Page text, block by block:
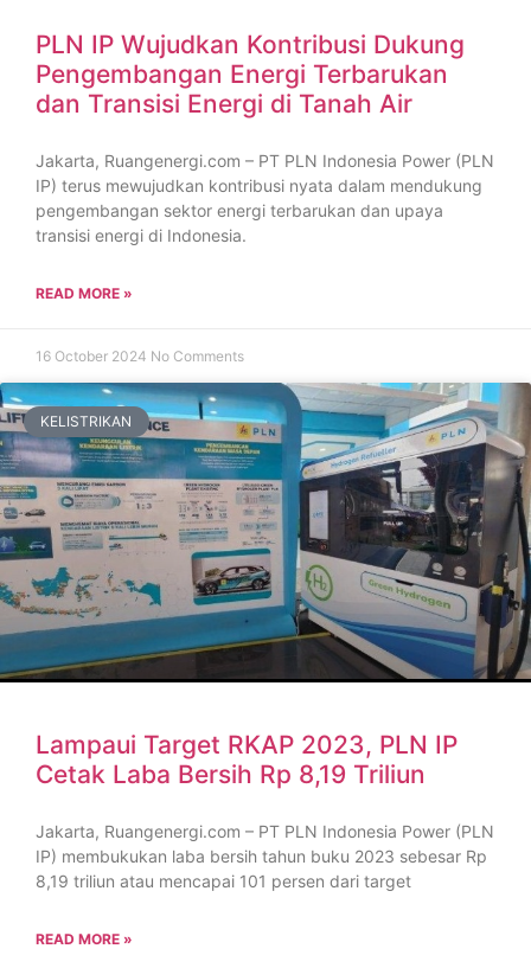
PLN IP Wujudkan Kontribusi Dukung
Pengembangan Energi Terbarukan
dan Transisi Energi di Tanah Air
Jakarta, Ruangenergi.com – PT PLN Indonesia Power (PLN
IP) terus mewujudkan kontribusi nyata dalam mendukung
pengembangan sektor energi terbarukan dan upaya
transisi energi di Indonesia.
READ MORE »
16 October 2024 No Comments
KELISTRIKAN
Lampaui Target RKAP 2023, PLN IP
Cetak Laba Bersih Rp 8,19 Triliun
Jakarta, Ruangenergi.com – PT PLN Indonesia Power (PLN
IP) membukukan laba bersih tahun buku 2023 sebesar Rp
8,19 triliun atau mencapai 101 persen dari target
READ MORE »